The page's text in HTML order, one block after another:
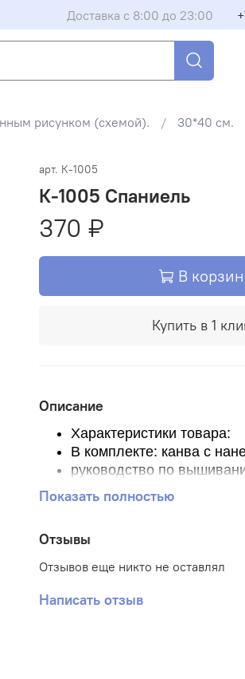
Доставка с 8:00 до 23:00
рисунком (схемой). 30*40 см.
арт. К-1005
К-1005 Спаниель
370 ₽
В
Купить в 1
Описание
Характеристики товара:
В комплекте: канва с
руководство по
Размер рисунка
Примечание: нитки в
Показать полностью
Отзывы
Отзывов еще никто не оставлял
Написать отзыв